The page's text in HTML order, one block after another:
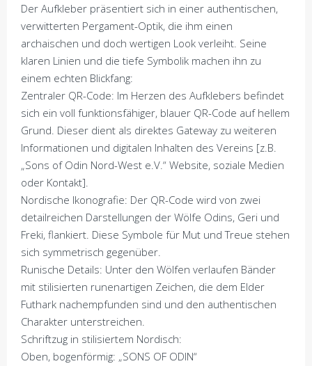
Der Aufkleber präsentiert sich in einer authentischen,
verwitterten Pergament-Optik, die ihm einen
archaischen und doch wertigen Look verleiht. Seine
klaren Linien und die tiefe Symbolik machen ihn zu
einem echten Blickfang:
Zentraler QR-Code: Im Herzen des Aufklebers befindet
sich ein voll funktionsfähiger, blauer QR-Code auf hellem
Grund. Dieser dient als direktes Gateway zu weiteren
Informationen und digitalen Inhalten des Vereins [z.B.
„Sons of Odin Nord-West e.V.“ Website, soziale Medien
oder Kontakt].
Nordische Ikonografie: Der QR-Code wird von zwei
detailreichen Darstellungen der Wölfe Odins, Geri und
Freki, flankiert. Diese Symbole für Mut und Treue stehen
sich symmetrisch gegenüber.
Runische Details: Unter den Wölfen verlaufen Bänder
mit stilisierten runenartigen Zeichen, die dem Elder
Futhark nachempfunden sind und den authentischen
Charakter unterstreichen.
Schriftzug in stilisiertem Nordisch:
Oben, bogenförmig: „SONS OF ODIN“